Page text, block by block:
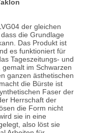
der gleichen
die Grundlage
Das Produkt ist
es funktioniert für
Tageszeitungs- und
im Schwarzen
ganzen ästhetischen
die Bürste ist
Faser der
Herrschaft der
die Form nicht
sie in eine
also löst sie